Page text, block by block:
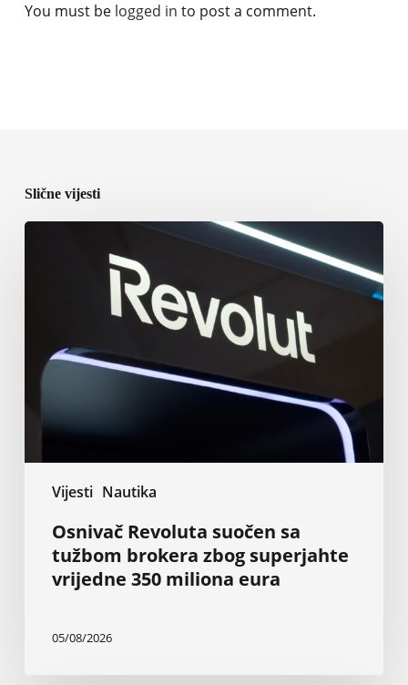
You must be logged in to post a comment.
Slične vijesti
Vijesti Nautika
Osnivač
zbog
superjahte
350
Osnivač Revoluta suočen sa
tužbom brokera zbog superjahte
vrijedne 350 miliona eura
05/08/2026